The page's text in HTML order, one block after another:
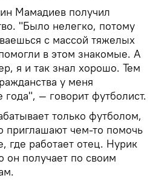
Мамадиев получил
"Было нелегко, потому
с массой тяжелых
в этом знакомые. А
я и так знал хорошо. Тем
у меня
года", — говорит футболист.
только футболом,
приглашают чем-то помочь
где работает отец. Нурик
он получает по своим